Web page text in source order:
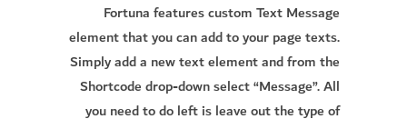
Fortuna features custom Text Message
element that you can add to your page texts.
Simply add a new text element and from the
Shortcode drop-down select “Message”. All
you need to do left is leave out the type of